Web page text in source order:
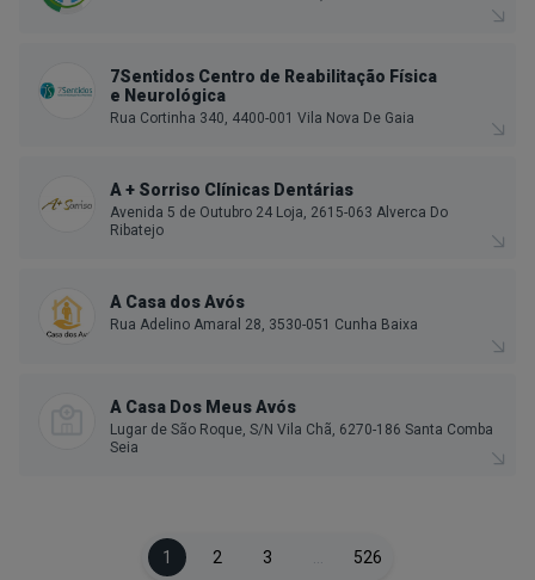
7Sentidos Centro de Reabilitação Física
e Neurológica
Rua Cortinha 340, 4400-001 Vila Nova De Gaia
A + Sorriso Clínicas Dentárias
Avenida 5 de Outubro 24 Loja, 2615-063 Alverca Do
Ribatejo
A Casa dos Avós
Rua Adelino Amaral 28, 3530-051 Cunha Baixa
A Casa Dos Meus Avós
Lugar de São Roque, S/N Vila Chã, 6270-186 Santa Comba
Seia
1 2 3 526